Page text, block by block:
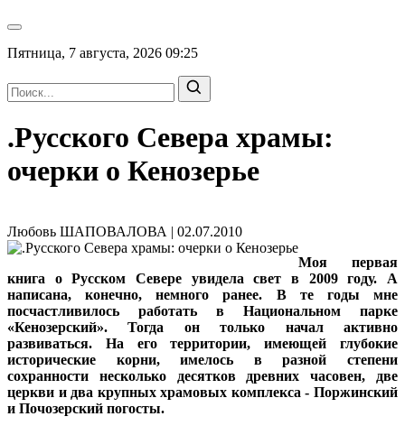
Пятница, 7 августа, 2026 09:25
.Русского Севера храмы:
очерки о Кенозерье
Любовь ШАПОВАЛОВА | 02.07.2010
Моя первая
книга о Русском Севере увидела свет в 2009 году. А
написана, конечно, немного ранее. В те годы мне
посчастливилось работать в Национальном парке
«Кенозерский». Тогда он только начал активно
развиваться. На его территории, имеющей глубокие
исторические корни, имелось в разной степени
сохранности несколько десятков древних часовен, две
церкви и два крупных храмовых комплекса - Поржинский
и Почозерский погосты.